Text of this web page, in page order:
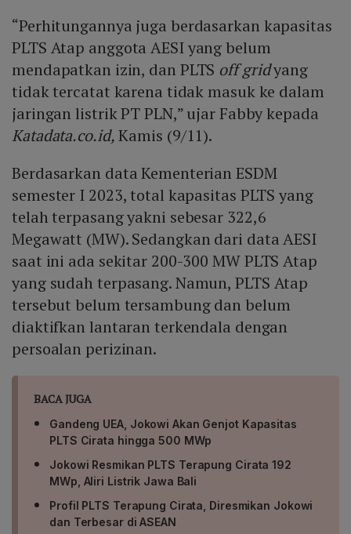
“Perhitungannya juga berdasarkan kapasitas
PLTS Atap anggota AESI yang belum
mendapatkan izin, dan PLTS off gridyang
tidak tercatat karena tidak masuk ke dalam
jaringan listrik PT PLN,” ujar Fabby kepada
Katadata.co.id,Kamis (9/11).
Berdasarkan data Kementerian ESDM
semester I 2023, total kapasitas PLTS yang
telah terpasang yakni sebesar 322,6
Megawatt (MW). Sedangkan dari data AESI
saat ini ada sekitar 200-300 MW PLTS Atap
yang sudah terpasang. Namun, PLTS Atap
tersebut belum tersambung dan belum
diaktifkan lantaran terkendala dengan
persoalan perizinan.
BACA JUGA
Gandeng UEA, Jokowi Akan Genjot Kapasitas
PLTS Cirata hingga 500 MWp
Jokowi Resmikan PLTS Terapung Cirata 192
MWp, Aliri Listrik Jawa Bali
Profil PLTS Terapung Cirata, Diresmikan Jokowi
dan Terbesar di ASEAN